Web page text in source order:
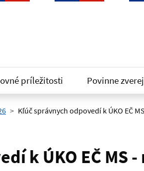
príležitosti Povinne
Kľúč správnych odpovedí k ÚKO EČ
k ÚKO EČ MS